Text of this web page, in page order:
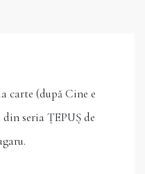
carte (după Cine e
seria ȚEPUȘ de